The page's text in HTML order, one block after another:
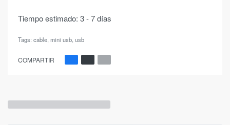
Tiempo estimado: 3 - 7 días
Tags: cable, mini usb, usb
COMPARTIR